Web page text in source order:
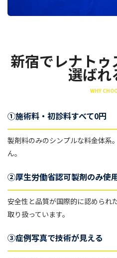
新宿でレナト
選ばれ
WHY
①施術料・初診料すべて0円
製剤料のみのシンプルな料金体系
ん。
②厚生労働省認可製剤のみ使
安全性と品質が国際的に認められ
取り扱っています。
③症例写真で技術が見える